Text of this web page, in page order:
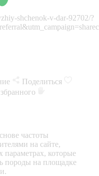
shchenok-v-dar-92702/?
Поделиться
частоты
на сайте,
параметрах, которые
породы на площадке